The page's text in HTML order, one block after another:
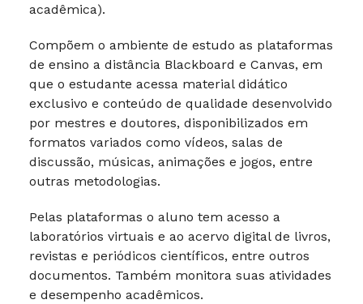
acadêmica).
Compõem o ambiente de estudo as plataformas
de ensino a distância Blackboard e Canvas, em
que o estudante acessa material didático
exclusivo e conteúdo de qualidade desenvolvido
por mestres e doutores, disponibilizados em
formatos variados como vídeos, salas de
discussão, músicas, animações e jogos, entre
outras metodologias.
Pelas plataformas o aluno tem acesso a
laboratórios virtuais e ao acervo digital de livros,
revistas e periódicos científicos, entre outros
documentos. Também monitora suas atividades
e desempenho acadêmicos.